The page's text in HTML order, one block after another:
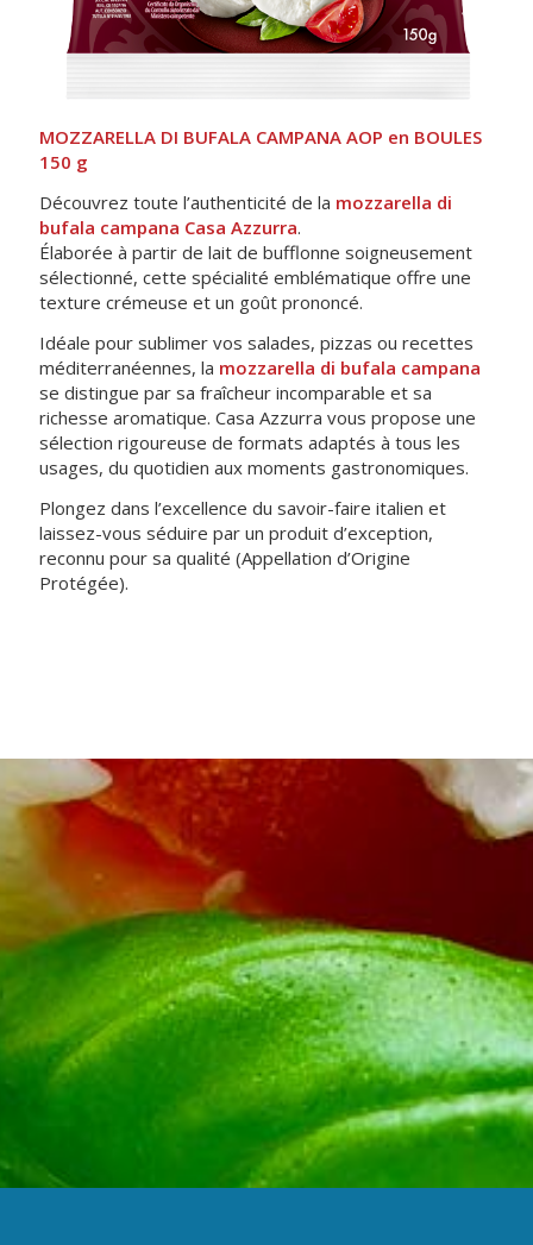
MOZZARELLA DI BUFALA CAMPANA AOP en BOULES
150 g
Découvrez toute l’authenticité de la mozzarella di
bufala campana Casa Azzurra.
Élaborée à partir de lait de bufflonne soigneusement
sélectionné, cette spécialité emblématique offre une
texture crémeuse et un goût prononcé.
Idéale pour sublimer vos salades, pizzas ou recettes
méditerranéennes, la mozzarella di bufala campana
se distingue par sa fraîcheur incomparable et sa
richesse aromatique. Casa Azzurra vous propose une
sélection rigoureuse de formats adaptés à tous les
usages, du quotidien aux moments gastronomiques.
Plongez dans l’excellence du savoir-faire italien et
laissez-vous séduire par un produit d’exception,
reconnu pour sa qualité (Appellation d’Origine
Protégée).